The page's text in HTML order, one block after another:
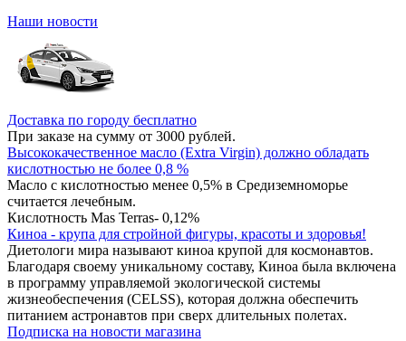
Наши новости
Доставка по городу бесплатно
При заказе на сумму от 3000 рублей.
Высококачественное масло (Extra Virgin) должно обладать
кислотностью не более 0,8 %
Масло с кислотностью менее 0,5% в Средиземноморье
считается лечебным.
Кислотность Mas Terras- 0,12%
Киноа - крупа для стройной фигуры, красоты и здоровья!
Диетологи мира называют киноа крупой для космонавтов.
Благодаря своему уникальному составу, Киноа была включена
в программу управляемой экологической системы
жизнеобеспечения (CELSS), которая должна обеспечить
питанием астронавтов при сверх длительных полетах.
Подписка на новости магазина